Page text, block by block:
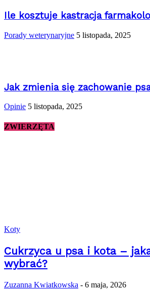
Ile kosztuje kastracja
Porady weterynaryjne 5 listopada, 2025
Jak zmienia się zachowanie
Opinie 5 listopada, 2025
ZWIERZĘTA
Koty
Cukrzyca u psa i kota –
wybrać?
Zuzanna Kwiatkowska - 6 maja, 2026